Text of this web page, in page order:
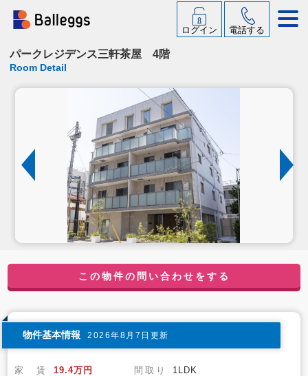
ログイン 電話する
パークレジデンス三軒茶屋 4階
Room Detail
この物件の問い合わせをする
物件基本情報 2026年8月7日更新
家 賃 19.4万円 間取り
1LDK